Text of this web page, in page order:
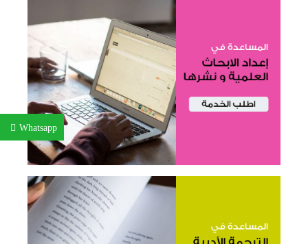
Whatsapp